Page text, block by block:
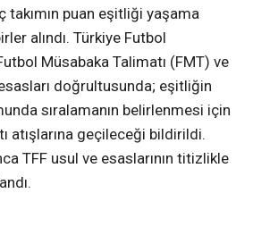
takımın puan eşitliği yaşama
alındı. Türkiye Futbol
Müsabaka Talimatı (FMT) ve
doğrultusunda; eşitliğin
sıralamanın belirlenmesi için
atışlarına geçileceği bildirildi.
TFF usul ve esaslarının titizlikle